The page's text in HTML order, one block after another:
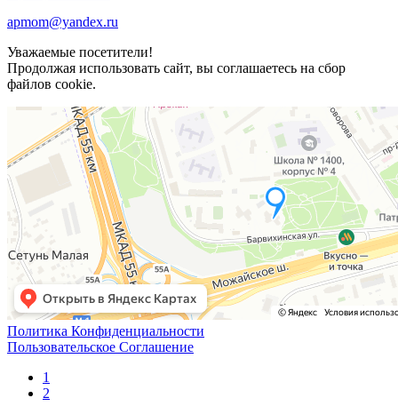
apmom@yandex.ru
Уважаемые посетители!
Продолжая использовать сайт, вы соглашаетесь на сбор
файлов cookie.
Политика Конфиденциальности
Пользовательское Соглашение
1
2